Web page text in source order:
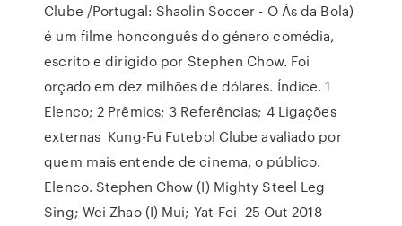
Clube /Portugal: Shaolin Soccer - O Ás da Bola)
é um filme honconguês do género comédia,
escrito e dirigido por Stephen Chow. Foi
orçado em dez milhões de dólares. Índice. 1
Elenco; 2 Prêmios; 3 Referências; 4 Ligações
externas Kung-Fu Futebol Clube avaliado por
quem mais entende de cinema, o público.
Elenco. Stephen Chow (I) Mighty Steel Leg
Sing; Wei Zhao (I) Mui; Yat-Fei 25 Out 2018